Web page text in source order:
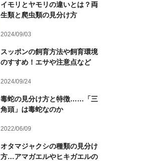
イモリとヤモリの違いとは？両
生類と爬虫類の見分け方
2024/09/03
スッポンの飼育方法や飼育環境
のすすめ！エサや注意点など
2024/09/24
毒蛇の見分け方と特徴……「三
角頭」は毒蛇なのか
2022/06/09
オタマジャクシの種類の見分け
方…アマガエルやヒキガエルの